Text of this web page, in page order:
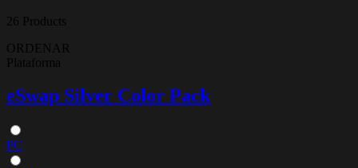
26 Products
ORDENAR
Plataforma
eSwap Silver Color Pack
PC